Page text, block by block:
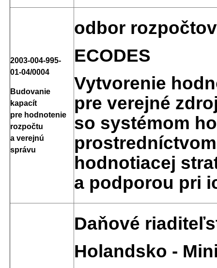
2003-004-995-
01-04/0004
Budovanie
kapacít
pre hodnotenie
rozpočtu
a verejnú
správu
odbor
ECODES
Vytvorenie
pre verejné
so systémom
hodnotiacej
a podporou pri
Daňové
Holandsko -